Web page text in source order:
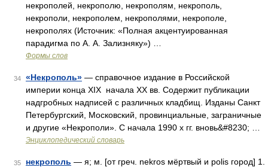
некрополей, некрополю, некрополям, некрополь,
некрополи, некрополем, некрополями, некрополе,
некрополях (Источник: «Полная акцентуированная
парадигма по А. А. Зализняку») …
Формы слов
34 «Некрополь» — справочное издание в Российской
империи конца XIX начала XX вв. Содержит публикации
надгробных надписей с различных кладбищ. Изданы Санкт
Петербургский, Московский, провинциальные, заграничные
и другие «Некрополи». С начала 1990 х гг. вновь&#8230; …
Энциклопедический словарь
35 некрополь — я; м. [от греч. nekros мёртвый и polis город] 1.